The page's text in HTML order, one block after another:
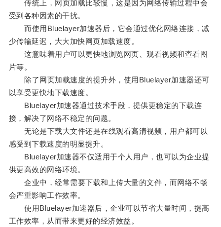
传统上，网页加载比较慢，这是因为网络传输过程中会
受到各种因素的干扰。
而使用Bluelayer加速器后，它会通过优化网络连接，减
少传输延迟，大大加快网页加载速度。
这意味着用户可以更快地浏览网页、观看视频和查看图
片等。
除了网页加载速度的提升外，使用Bluelayer加速器还可
以享受更快地下载速度。
Bluelayer加速器通过技术手段，提供更稳定的下载连
接，解决了网络不稳定的问题。
无论是下载大文件还是在线观看高清视频，用户都可以
感受到下载速度的明显提升。
Bluelayer加速器不仅适用于个人用户，也可以为企业提
供更高效的网络环境。
企业中，经常需要下载和上传大量的文件，而网络不畅
会严重影响工作效率。
使用Bluelayer加速器后，企业可以节省大量时间，提高
工作效率，从而带来更好的经济效益。